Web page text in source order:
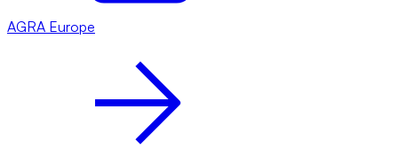
AGRA Europe